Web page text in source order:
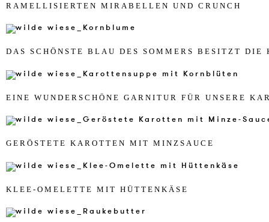
RA­MEL­LI­SI­ER­TEN MI­RA­BEL­LEN UND CRUNCH
DAS SCHÖNSTE BLAU DES SOM­MERS BES­ITZT DIE
EINE WUN­DERSCHÖNE GAR­NI­T­UR FÜR UN­SE­RE
GERÖSTE­TE KAR­OT­TEN MIT MINZ­SAU­CE
KLEE-OME­LET­TE MIT HÜTTENKÄSE